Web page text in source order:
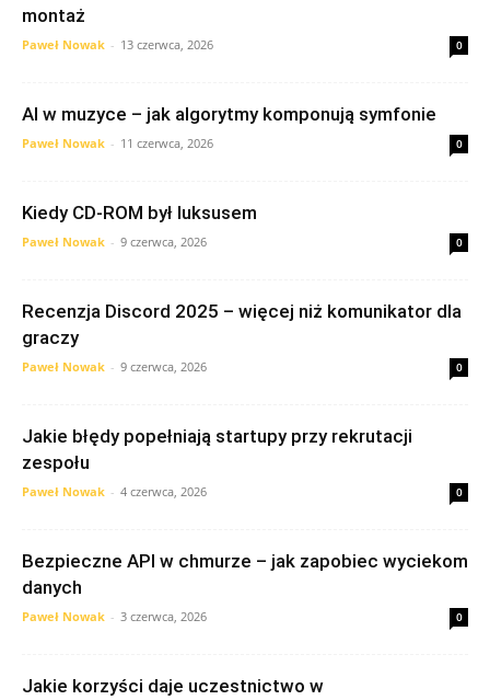
montaż
Paweł Nowak - 13 czerwca, 2026 0
AI w muzyce – jak algorytmy komponują symfonie
Paweł Nowak - 11 czerwca, 2026 0
Kiedy CD-ROM był luksusem
Paweł Nowak - 9 czerwca, 2026 0
Recenzja Discord 2025 – więcej niż komunikator dla
graczy
Paweł Nowak - 9 czerwca, 2026 0
Jakie błędy popełniają startupy przy rekrutacji
zespołu
Paweł Nowak - 4 czerwca, 2026 0
Bezpieczne API w chmurze – jak zapobiec wyciekom
danych
Paweł Nowak - 3 czerwca, 2026 0
Jakie korzyści daje uczestnictwo w